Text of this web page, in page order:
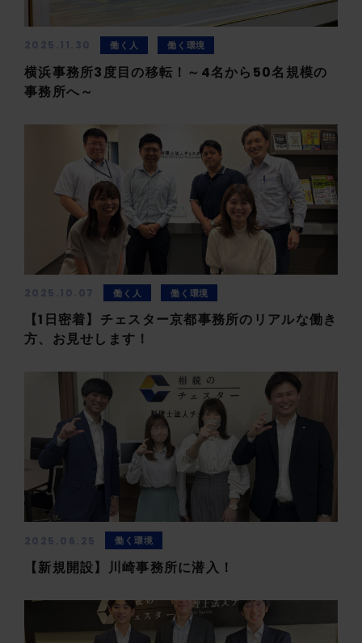
2025.11.30 働く人 働く環境
横浜事務所3度目の移転！～4名から50名規模の
事務所へ～
2025.10.07 働く人 働く環境
【1日密着】チェスター京都事務所のリアルな働き
方、お見せします！
2025.06.25 働く環境
【新規開設】川崎事務所に潜入！